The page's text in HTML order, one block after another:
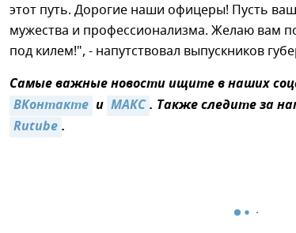
этот путь. Дорогие наши офицеры! Пусть
мужества и профессионализма. Желаю вам
под килем!", - напутствовал выпускников
Самые важные новости ищите в наших
ВКонтакте и MAКС. Также следите за
Rutube.